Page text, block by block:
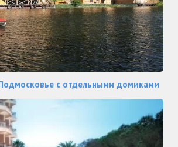
с отдельными домиками